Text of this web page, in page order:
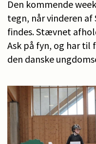
Den kommende
tegn, når vinderen
findes. Stævnet
Ask på fyn, og har
den danske